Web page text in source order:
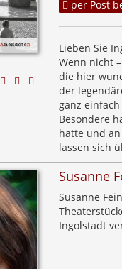
per Post
Lieben Sie
Wenn nicht
die hier
der
ganz
Besondere
hatte und
lassen sich
Susanne
Susanne
Ingolstadt